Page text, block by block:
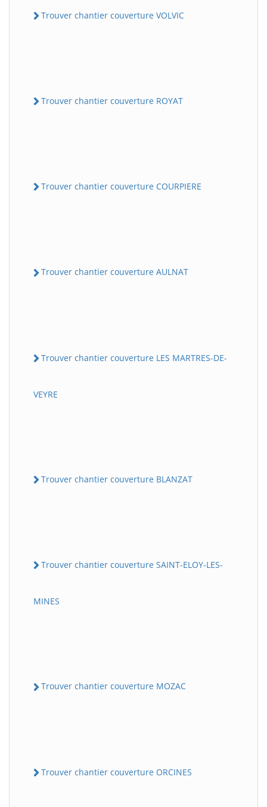
Trouver chantier couverture VOLVIC
Trouver chantier couverture ROYAT
Trouver chantier couverture COURPIERE
Trouver chantier couverture AULNAT
Trouver chantier couverture LES MARTRES-DE-
VEYRE
Trouver chantier couverture BLANZAT
Trouver chantier couverture SAINT-ELOY-LES-
MINES
Trouver chantier couverture MOZAC
Trouver chantier couverture ORCINES